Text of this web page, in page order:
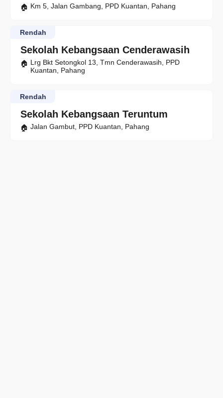
Km 5, Jalan Gambang, PPD Kuantan, Pahang
Sekolah Kebangsaan Cenderawasih
Rendah
Lrg Bkt Setongkol 13, Tmn Cenderawasih, PPD
Kuantan, Pahang
Sekolah Kebangsaan Teruntum
Rendah
Jalan Gambut, PPD Kuantan, Pahang